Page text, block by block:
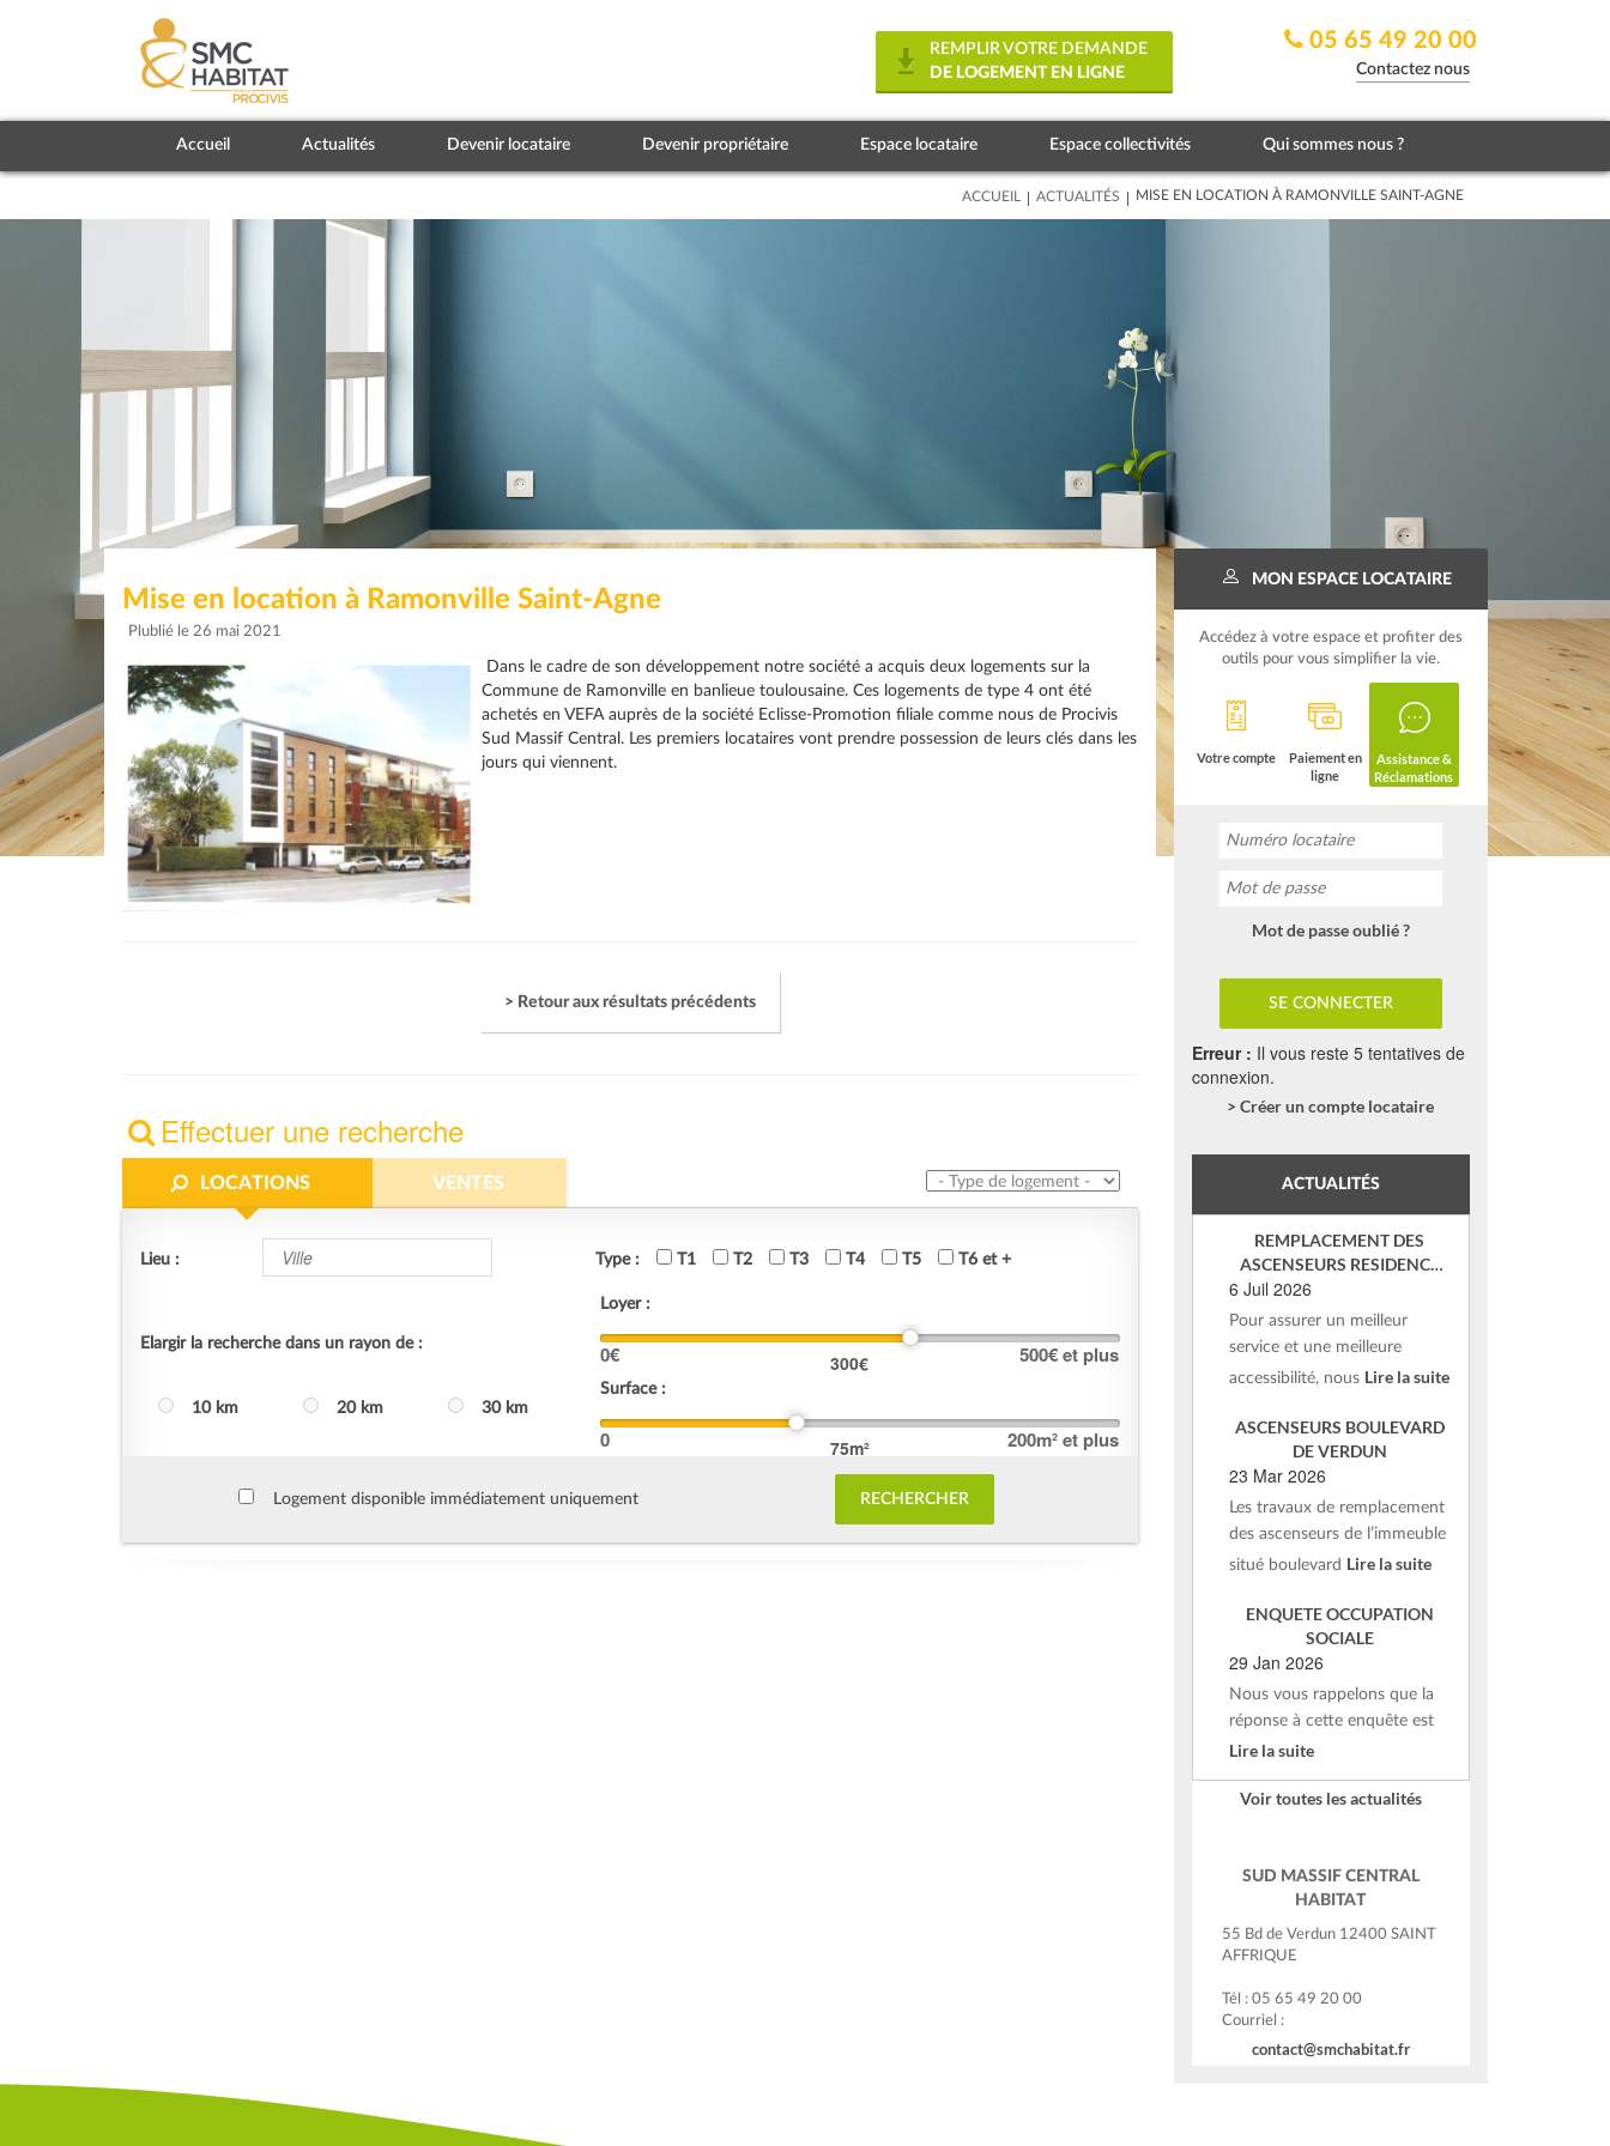
REMPLIR VOTRE DEMANDE
DE LOGEMENT EN LIGNE
05 65 49 20 00
Contactez nous
Accueil Actualités Devenir locataire Devenir propriétaire Espace locataire Espace collectivités Qui sommes nous ?
ACCUEIL | ACTUALITÉS | MISE EN LOCATION À RAMONVILLE SAINT-AGNE
Mise en location à Ramonville Saint-Agne
Plublié le 26 mai 2021
Dans le cadre de son développement notre société a acquis deux logements sur la
Commune de Ramonville en banlieue toulousaine. Ces logements de type 4 ont été
achetés en VEFA auprès de la société Eclisse-Promotion filiale comme nous de Procivis
Sud Massif Central. Les premiers locataires vont prendre possession de leurs clés dans les
jours qui viennent.
> Retour aux résultats précédents
Effectuer une recherche
LOCATIONS VENTES
Lieu : Type : T1 T2 T3 T4 T5 T6 et +
Loyer :
0€ 300€ 500€ et plus
Surface :
0 75m² 200m² et plus
Elargir la recherche dans un rayon de :
10 km 20 km 30 km
Logement disponible immédiatement uniquement
MON ESPACE LOCATAIRE
Accédez à votre espace et profiter des
outils pour vous simplifier la vie.
Votre compte
Paiement en
ligne
Assistance &
Réclamations
Mot de passe oublié ?
Erreur : Il vous reste 5 tentatives de
connexion.
> Créer un compte locataire
ACTUALITÉS
REMPLACEMENT DES
ASCENSEURS RESIDENCE
DE VERDUN – ST AFFRIQUE
6 Juil 2026
Pour assurer un meilleur
service et une meilleure
accessibilité, nous Lire la suite
ASCENSEURS BOULEVARD
DE VERDUN
23 Mar 2026
Les travaux de remplacement
des ascenseurs de l’immeuble
situé boulevard Lire la suite
ENQUETE OCCUPATION
SOCIALE
29 Jan 2026
Nous vous rappelons que la
réponse à cette enquête est
Lire la suite
Voir toutes les actualités
SUD MASSIF CENTRAL
HABITAT
55 Bd de Verdun 12400 SAINT
AFFRIQUE
Tél : 05 65 49 20 00
Courriel :
contact@smchabitat.fr